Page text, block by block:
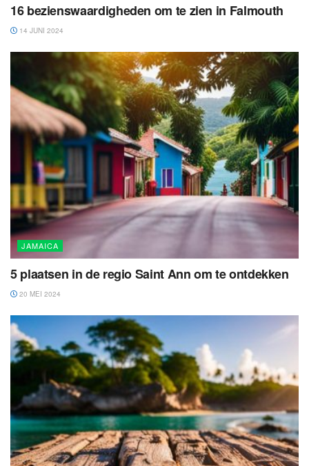
16 bezienswaardigheden om te zien in Falmouth
14 JUNI 2024
JAMAICA
5 plaatsen in de regio Saint Ann om te ontdekken
20 MEI 2024